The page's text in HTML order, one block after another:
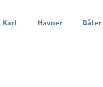
Kart Havner Båter